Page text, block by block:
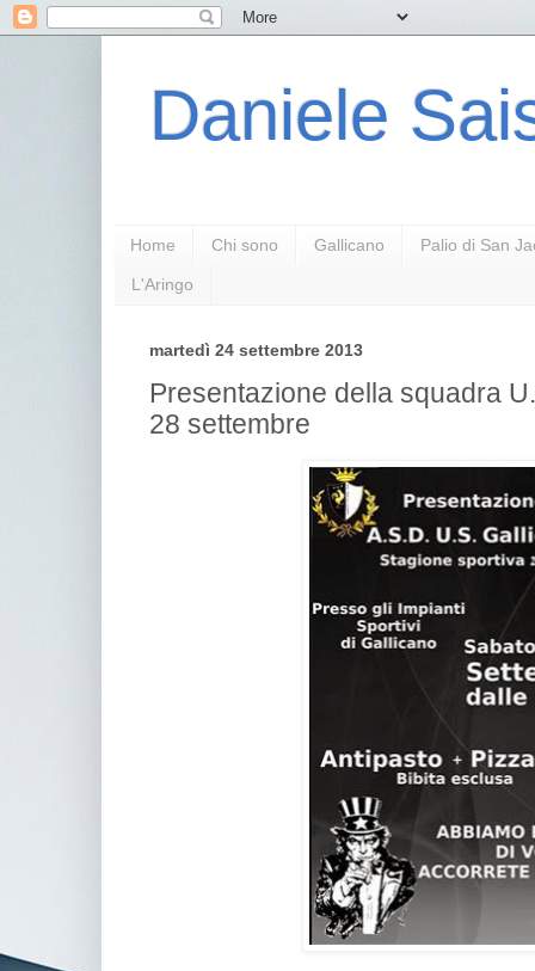
Daniele
Home Chi sono Gallicano Palio di San
L'Aringo
martedì 24 settembre 2013
Presentazione della squadra
28 settembre